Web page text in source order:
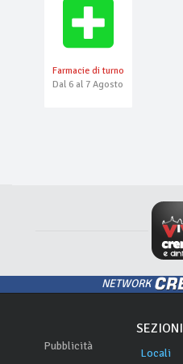
Farmacie di turno
Dal 6 al 7 Agosto
NETWORK
Pubblicità
SEZIONI
Locali